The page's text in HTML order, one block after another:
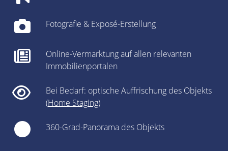
Fotografie & Exposé-Erstellung
Online-Vermarktung auf allen relevanten
Immobilienportalen
Bei Bedarf: optische Auffrischung des Objekts
(Home Staging)
360-Grad-Panorama des Objekts